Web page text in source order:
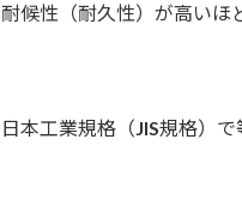
耐候性（耐久性）が高いほ
日本工業規格（JIS規格）で